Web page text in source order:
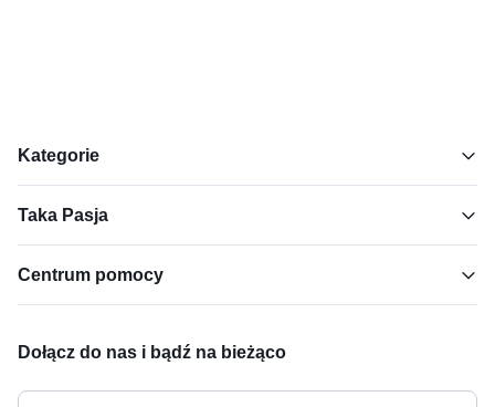
Kategorie
Taka Pasja
Centrum pomocy
Dołącz do nas i bądź na bieżąco